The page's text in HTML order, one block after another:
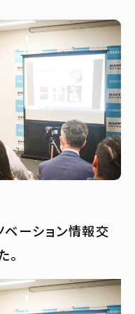
ーション情報交
。